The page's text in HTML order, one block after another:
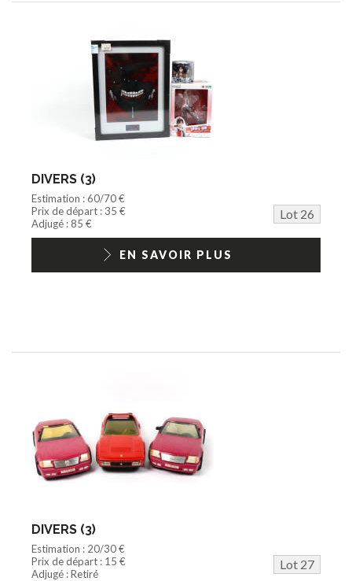
DIVERS (3)
Estimation : 60/70 €
Prix de départ : 35 €
Lot 26
Adjugé : 85 €
EN SAVOIR PLUS
DIVERS (3)
Estimation : 20/30 €
Prix de départ : 15 €
Lot 27
Adjugé : Retiré